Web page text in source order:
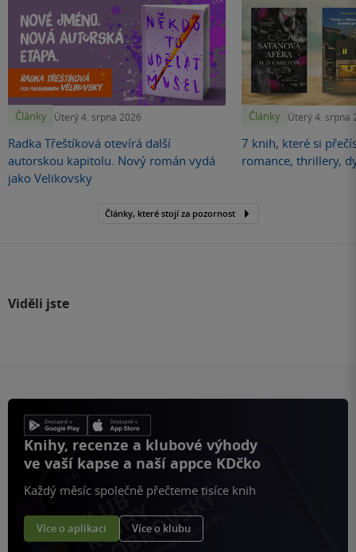
Články Úterý 4. srpna 2026
Radka Třeštíková otevírá další
autorskou kapitolu. Nový román vydá
jako Velikovsky
Články Úterý 4. srpna
7 knih, které si
romance, thrillery,
Články, které stojí za pozornost
Viděli jste
Knihy, recenze a klubové výhody
ve vaší kapse a naší appce KDčko
Každý měsíc společně přečteme tisíce knih
Více o aplikaci Více o klubu